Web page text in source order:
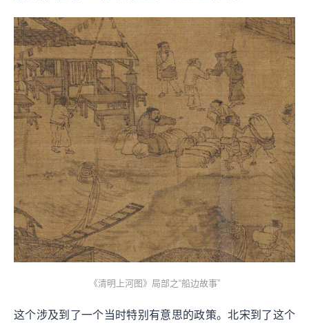
《清明上河图》局部之“船边故事”
这个涉及到了一个当时特别有意思的政策。北宋到了这个